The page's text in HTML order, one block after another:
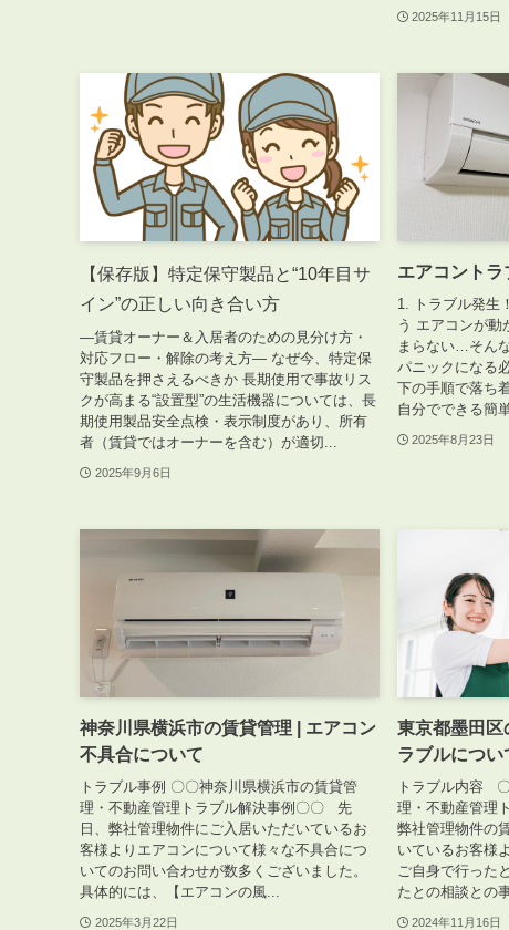
2025年11月15日
【保存版】特定保守製品と“10年目サ
イン”の正しい向き合い方
—賃貸オーナー＆入居者のための見分け方・
対応フロー・解除の考え方— なぜ今、特定保
守製品を押さえるべきか 長期使用で事故リス
クが高まる“設置型”の生活機器については、長
期使用製品安全点検・表示制度があり、所有
者（賃貸ではオーナーを含む）が適切...
2025年9月6日
エアコントラ
1. トラブル発生
う エアコンが動
まらない…そん
パニックになる
下の手順で落ち
自分でできる簡
2025年8月23日
神奈川県横浜市の賃貸管理 | エアコン
不具合について
トラブル事例 〇〇神奈川県横浜市の賃貸管
理・不動産管理トラブル解決事例〇〇 先
日、弊社管理物件にご入居いただいているお
客様よりエアコンについて様々な不具合につ
いてのお問い合わせが数多くございました。
具体的には、【エアコンの風...
2025年3月22日
東京都墨田区
ラブルについ
トラブル内容
理・不動産管理
弊社管理物件の
いているお客様
ご自身で行った
たとの相談との
2024年11月16日